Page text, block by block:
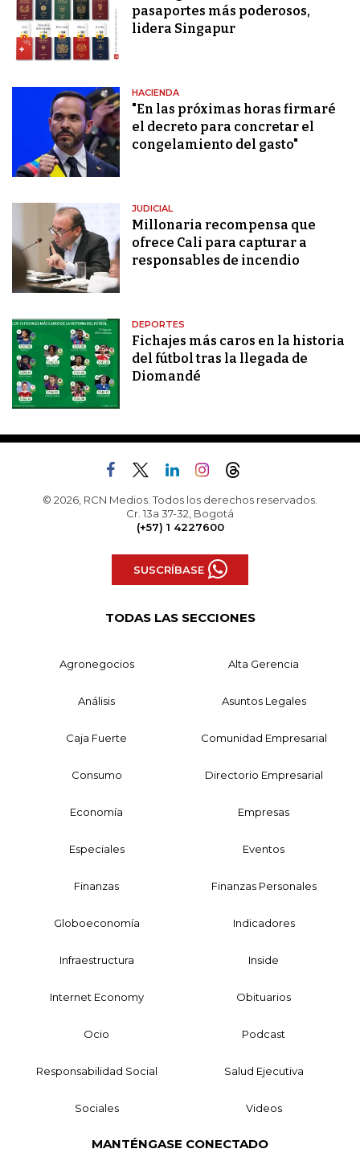
pasaportes más poderosos,
lidera Singapur
HACIENDA
"En las próximas horas firmaré
el decreto para concretar el
congelamiento del gasto"
JUDICIAL
Millonaria recompensa que
ofrece Cali para capturar a
responsables de incendio
DEPORTES
Fichajes más caros en la historia
del fútbol tras la llegada de
Diomandé
© 2026, RCN Medios. Todos los derechos reservados.
Cr. 13a 37-32, Bogotá
(+57) 1 4227600
SUSCRÍBASE
TODAS LAS SECCIONES
Agronegocios Alta Gerencia
Análisis Asuntos Legales
Caja Fuerte Comunidad Empresarial
Consumo Directorio Empresarial
Economía Empresas
Especiales Eventos
Finanzas Finanzas Personales
Globoeconomía Indicadores
Infraestructura Inside
Internet Economy Obituarios
Ocio Podcast
Responsabilidad Social Salud Ejecutiva
Sociales Videos
MANTÉNGASE CONECTADO